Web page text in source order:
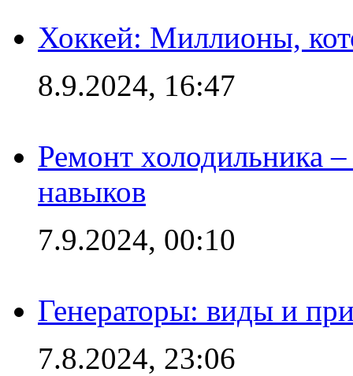
Хоккей: Миллионы,
8.9.2024, 16:47
Ремонт холодильника
навыков
7.9.2024, 00:10
Генераторы: виды и
7.8.2024, 23:06